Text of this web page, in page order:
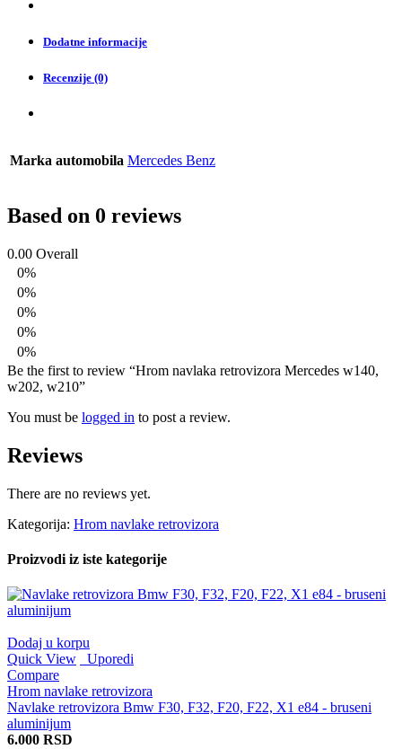
Dodatne informacije
Recenzije (0)
Marka automobila Mercedes Benz
Based on 0 reviews
0.00 Overall
0%
0%
0%
0%
0%
Be the first to review “Hrom navlaka retrovizora Mercedes w140,
w202, w210”
You must be logged in to post a review.
Reviews
There are no reviews yet.
Kategorija: Hrom navlake retrovizora
Proizvodi iz iste kategorije
Dodaj u korpu
Quick View
Uporedi
Compare
Hrom navlake retrovizora
Navlake retrovizora Bmw F30, F32, F20, F22, X1 e84 - bruseni
aluminijum
6.000 RSD